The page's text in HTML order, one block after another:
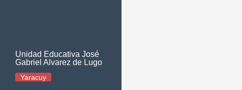
Unidad Educativa José
Gabriel Alvarez de Lugo
Yaracuy